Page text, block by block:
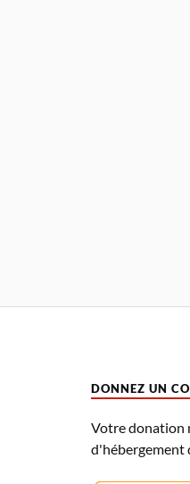
DONNEZ UN
Votre donation
d'hébergement